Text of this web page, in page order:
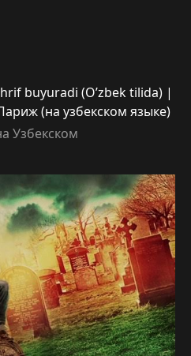
buyuradi (O’zbek tilida) |
(на узбекском языке)
Узбекском